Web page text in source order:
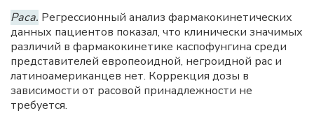
Раса. Регрессионный анализ фармакокинетических
данных пациентов показал, что клинически значимых
различий в фармакокинетике каспофунгина среди
представителей европеоидной, негроидной рас и
латиноамериканцев нет. Коррекция дозы в
зависимости от расовой принадлежности не
требуется.